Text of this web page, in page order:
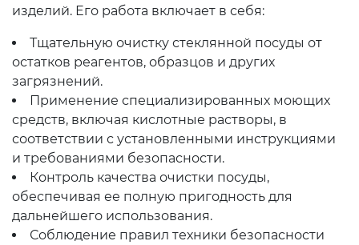
изделий. Его работа включает в себя:
Тщательную очистку стеклянной посуды от
остатков реагентов, образцов и других
загрязнений.
Применение специализированных моющих
средств, включая кислотные растворы, в
соответствии с установленными инструкциями
и требованиями безопасности.
Контроль качества очистки посуды,
обеспечивая ее полную пригодность для
дальнейшего использования.
Соблюдение правил техники безопасности